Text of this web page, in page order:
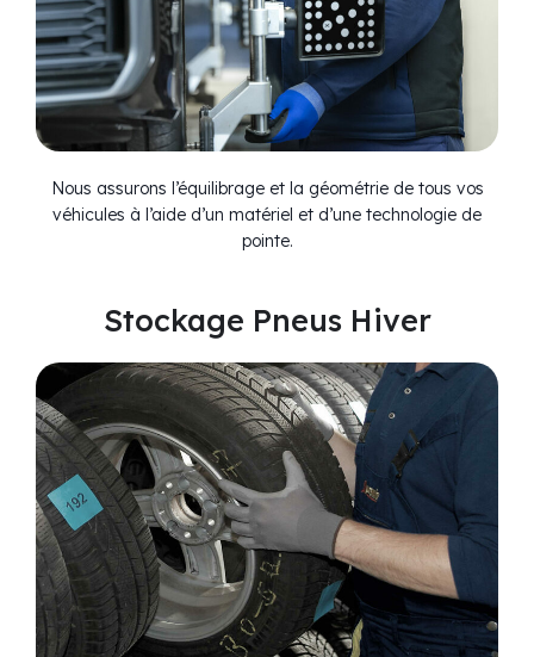
Nous assurons l’équilibrage et la géométrie de tous vos
véhicules à l’aide d’un matériel et d’une technologie de
pointe.
Stockage Pneus Hiver